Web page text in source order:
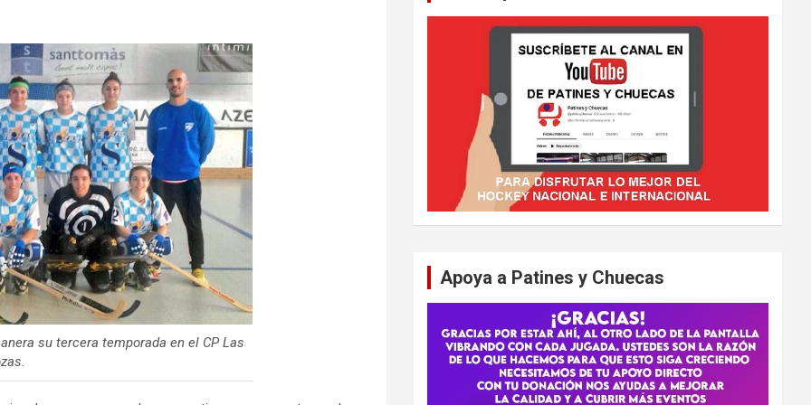
su tercera temporada en el CP Las
Apoya a Patines y Chuecas